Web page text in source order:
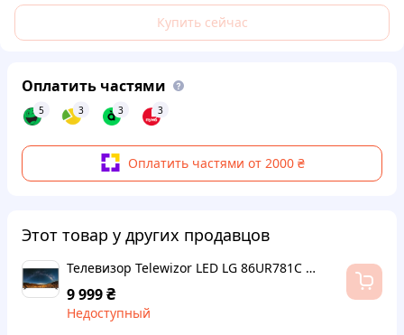
Купить сейчас
Оплатить частями
5 3 3 3
Оплатить частями от 2000 ₴
Этот товар у других продавцов
Телевизор Telewizor LED LG 86UR781C 86 cali 4K UHD
9 999₴
Недоступный